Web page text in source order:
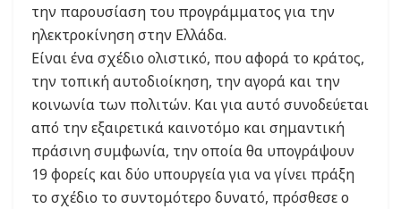
την παρουσίαση του προγράμματος για την
ηλεκτροκίνηση στην Ελλάδα.
Είναι ένα σχέδιο ολιστικό, που αφορά το κράτος,
την τοπική αυτοδιοίκηση, την αγορά και την
κοινωνία των πολιτών. Και για αυτό συνοδεύεται
από την εξαιρετικά καινοτόμο και σημαντική
πράσινη συμφωνία, την οποία θα υπογράψουν
19 φορείς και δύο υπουργεία για να γίνει πράξη
το σχέδιο το συντομότερο δυνατό, πρόσθεσε ο